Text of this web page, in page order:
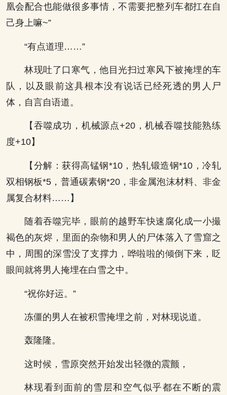
凰会配合也能做很多事情，不需要把整列车都扛在自
己身上嘛~”
“有点道理……”
林现吐了口寒气，他目光扫过寒风下被掩埋的车
队，以及眼前这具根本没有说话已经死透的男人尸
体，自言自语道。
【吞噬成功，机械源点+20，机械吞噬技能熟练
度+10】
【分解：获得高锰钢*10，热轧锻造钢*10，冷轧
双相钢板*5，普通碳素钢*20，非金属泡沫材料、非金
属复合材料……】
随着吞噬完毕，眼前的越野车快速腐化成一小撮
褐色的灰烬，里面的杂物和男人的尸体落入了雪窟之
中，周围的深雪没了支撑力，哗啦啦的倾倒下来，眨
眼间就将男人掩埋在白雪之中。
“祝你好运。”
冻僵的男人在被积雪掩埋之前，对林现说道。
轰隆隆。
这时候，雪原突然开始发出轻微的震颤，
林现看到面前的雪层和空气似乎都在不断的震